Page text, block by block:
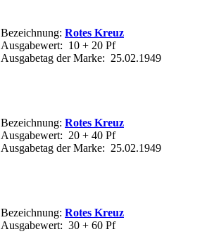
Bezeichnung: Rotes Kreuz
Ausgabewert: 10 + 20 Pf
Ausgabetag der Marke: 25.02.1949
Bezeichnung: Rotes Kreuz
Ausgabewert: 20 + 40 Pf
Ausgabetag der Marke: 25.02.1949
Bezeichnung: Rotes Kreuz
Ausgabewert: 30 + 60 Pf